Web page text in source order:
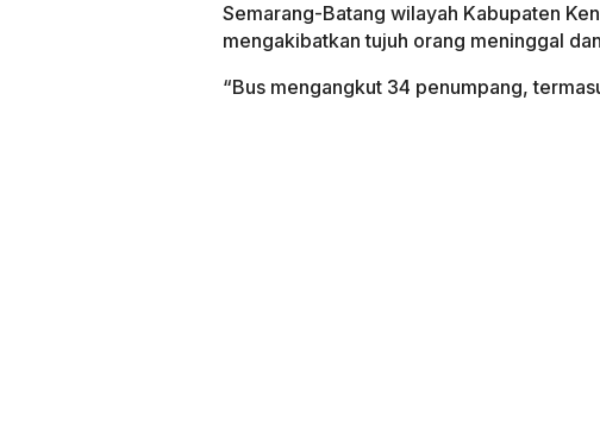
Semarang-Batang wilayah Kabupaten
mengakibatkan tujuh orang meninggal
“Bus mengangkut 34 penumpang,